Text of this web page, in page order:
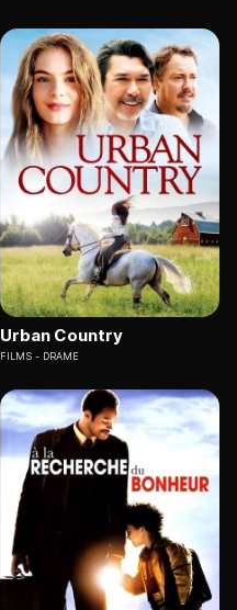
Urban Country
FILMS DRAME